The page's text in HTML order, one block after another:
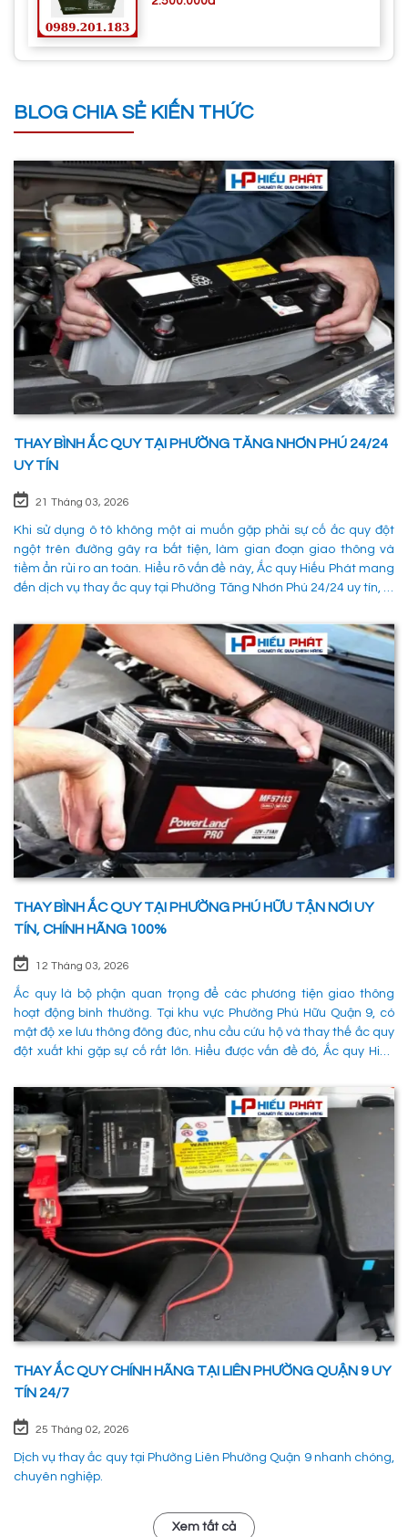
BLOG CHIA SẺ KIẾN THỨC
THAY BÌNH ẮC QUY TẠI PHƯỜNG TĂNG NHƠN PHÚ 24/24
UY TÍN
21 Tháng 03, 2026
Khi sử dụng ô tô không một ai muốn gặp phải sự cố ắc quy đột
ngột trên đường gây ra bất tiện, làm gian đoạn giao thông và
tiềm ẩn rủi ro an toàn. Hiểu rõ vấn đề này, Ắc quy Hiếu Phát mang
đến dịch vụ thay ắc quy tại Phường Tăng Nhơn Phú 24/24 uy tín, là
bảo an toàn cho các phường tiện và tiết kiệm thời gian cho người
sử dụng. 1. Các phương pháp khắc phục sự cố khi ắc quy hỏng tại
Phường Tăng Nhơn Phú Quận 9 Khi xe không thể khởi động do vấn
đề về điện, có rất nhiều ng
THAY BÌNH ẮC QUY TẠI PHƯỜNG PHÚ HỮU TẬN NƠI UY
TÍN, CHÍNH HÃNG 100%
12 Tháng 03, 2026
Ắc quy là bộ phận quan trọng để các phương tiện giao thông
hoạt động bình thường. Tại khu vực Phường Phú Hữu Quận 9, có
mật độ xe lưu thông đông đúc, nhu cầu cứu hộ và thay thế ắc quy
đột xuất khi gặp sự cố rất lớn. Hiểu được vấn đề đó, Ắc quy Hiếu
Hữu Quận 9 một cách nhanh chóng, chuyên nghiệp và đảm bảo
mọi hoạt động của các phương tiên giao thông không bị gián
đoạn. 1. Dịch vụ thay ắc quy tận nơi tại Phường Phú Hữu Quận 9
nhanh chóng, uy tín
THAY ẮC QUY CHÍNH HÃNG TẠI LIÊN PHƯỜNG QUẬN 9 UY
TÍN 24/7
25 Tháng 02, 2026
Dịch vụ thay ắc quy tại Phường Liên Phường Quận 9 nhanh chóng,
chuyên nghiệp.
Xem tất cả